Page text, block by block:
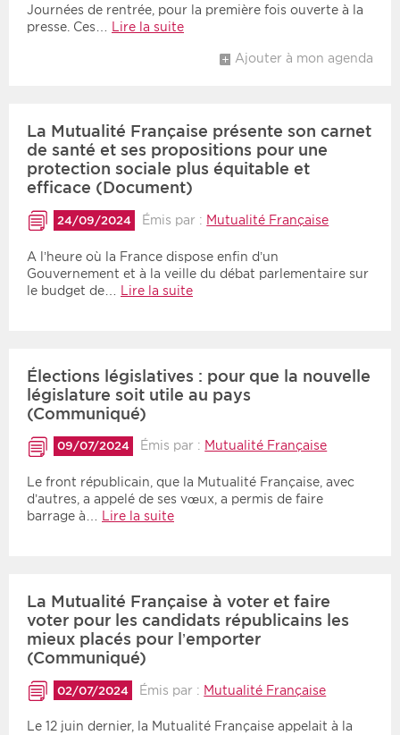
Journées de rentrée, pour la première fois ouverte à la
presse. Ces… Lire la suite
Ajouter à mon agenda
La Mutualité Française présente son carnet
de santé et ses propositions pour une
protection sociale plus équitable et
efficace (Document)
24/09/2024 Émis par : Mutualité Française
A l’heure où la France dispose enfin d’un
Gouvernement et à la veille du débat parlementaire sur
le budget de…
Lire la suite
Élections législatives : pour que la nouvelle
législature soit utile au pays
(Communiqué)
09/07/2024 Émis par : Mutualité Française
Le front républicain, que la Mutualité Française, avec
d’autres, a appelé de ses vœux, a permis de faire
barrage à…
Lire la suite
La Mutualité Française à voter et faire
voter pour les candidats républicains les
mieux placés pour l’emporter
(Communiqué)
02/07/2024 Émis par : Mutualité Française
Le 12 juin dernier, la Mutualité Française appelait à la